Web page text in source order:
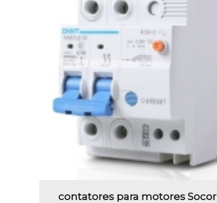
contatores para motores